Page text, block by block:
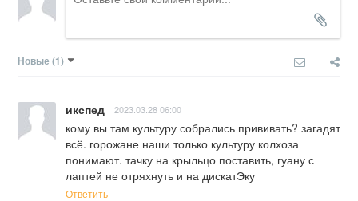
Новые (1)
икспед 2023.03.28 06:00
кому вы там культуру собрались прививать? загадят
всё. горожане наши только культуру колхоза
понимают. тачку на крыльцо поставить, гуану с
лаптей не отряхнуть и на дискатЭку
Ответить